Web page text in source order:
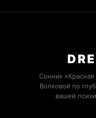
Сонник
Волковой по
вашей